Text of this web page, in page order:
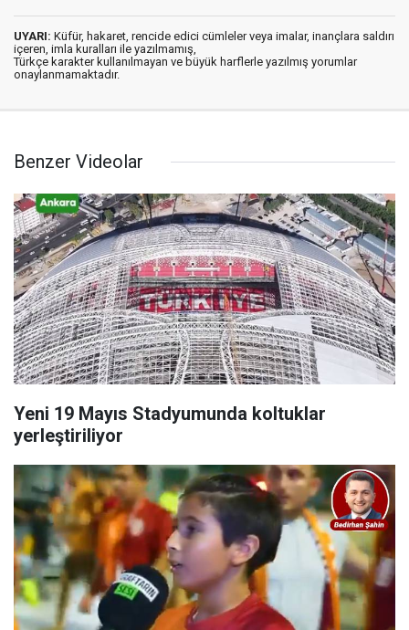
UYARI: Küfür, hakaret, rencide edici cümleler veya imalar, inançlara saldırı
içeren, imla kuralları ile yazılmamış,
Türkçe karakter kullanılmayan ve büyük harflerle yazılmış yorumlar
onaylanmamaktadır.
Benzer Videolar
Yeni 19 Mayıs Stadyumunda koltuklar
yerleştiriliyor